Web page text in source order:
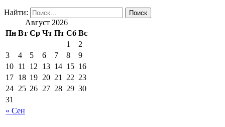
Найти:
Август 2026
Пн Вт Ср Чт Пт Сб Вс
« Сен
1
2
3
4 5 6 7 8
9
10 11 12 13 14 15 16
17 18 19 20 21 22 23
24 25 26 27 28 29 30
31